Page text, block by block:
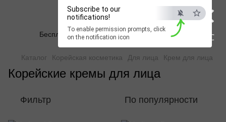
×
ESC
Subscribe to our
notifications!
To enable permission prompts, click
on the notification icon
Beauty Hunter
Бесплатная доставка при заказе от 2500 грн
Каталог Корейская косметика Для лица Крем для лица
Корейские кремы для лица
Фильтр По популярности